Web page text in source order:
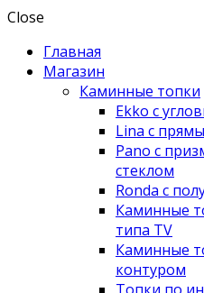
Close
Главная
Магазин
Каминные топки
Ekko с
Lina с
Pano с
стеклом
Ronda с
Каминные
типа TV
Каминные
контуром